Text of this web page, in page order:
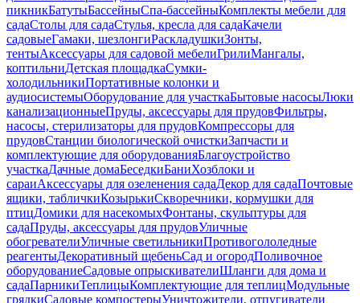
пикникБатутыБассейныСпа-бассейныКомплекты мебели для
садаСтолы для садаСтулья, кресла для садаКачели
садовыеГамаки, шезлонгиРаскладушкиЗонты,
тентыАксессуары для садовой мебелиГрилиМангалы,
коптильниДетская площадкаСумки-
холодильникиПортативные колонки и
аудиосистемыОборудование для участкаБытовые насосыЛюки
канализационныеПруды, аксессуары для прудовФильтры,
насосы, стерилизаторы для прудовКомпрессоры для
прудовСтанции биологической очисткиЗапчасти и
комплектующие для оборудованияБлагоустройство
участкаДачные домаБеседкиБаниХозблоки и
сараиАксессуары для озеленения садаДекор для садаПочтовые
ящики, табличкиКозырькиСкворечники, кормушки для
птицДомики для насекомыхФонтаны, скульптуры для
садаПруды, аксессуары для прудовУличные
обогревателиУличные светильникиПротивогололедные
реагентыДекоративный щебеньСад и огородПоливочное
оборудованиеСадовые опрыскивателиШланги для дома и
садаПарникиТеплицыКомплектующие для теплицМодульные
грядкиСадовые компостерыУничтожители, отпугиватели